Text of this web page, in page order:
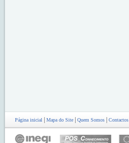
Página inicial | Mapa do Site | Quem Somos | Contactos